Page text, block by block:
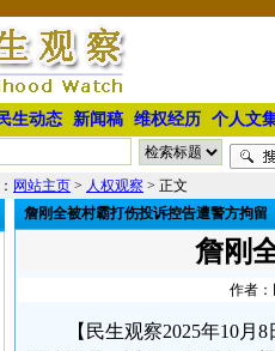
生动态 新闻稿 维权经历 个人文
网站主页 > 人权观察 > 正文
詹刚全被村霸打伤投诉控告遭警方拘留
詹刚
作者：
【民生观察2025年10